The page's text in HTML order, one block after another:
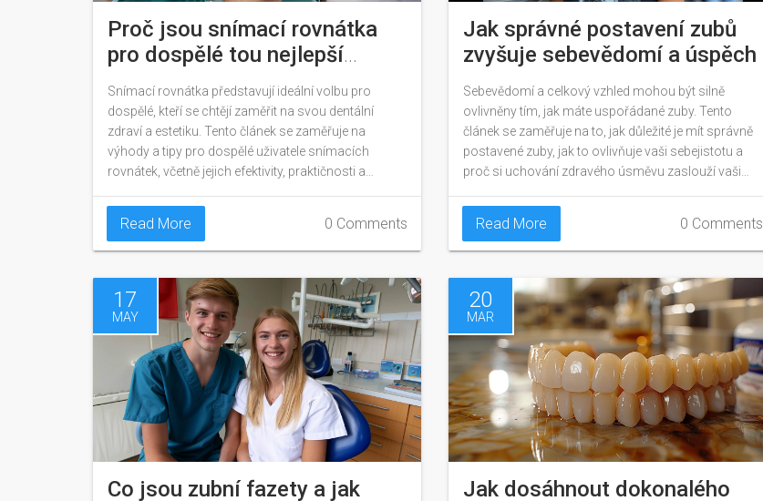
Proč jsou snímací rovnátka
pro dospělé tou nejlepší
volbou
Snímací rovnátka představují ideální volbu pro
dospělé, kteří se chtějí zaměřit na svou dentální
zdraví a estetiku. Tento článek se zaměřuje na
výhody a tipy pro dospělé uživatele snímacích
rovnátek, včetně jejich efektivity, praktičnosti a
pokroky a individuální potřeby, které mohou ovlivnit
výběr tohoto druhu léčby.
Read More 0 Comments
Jak správné postavení zubů
zvyšuje sebevědomí a úspěch
Sebevědomí a celkový vzhled mohou být silně
ovlivněny tím, jak máte uspořádané zuby. Tento
článek se zaměřuje na to, jak důležité je mít správně
postavené zuby, jak to ovlivňuje vaši sebejistotu a
proč si uchování zdravého úsměvu zaslouží vaši
Read More 0 Comments
17
MAY
Co jsou zubní fazety a jak
20
MAR
Jak dosáhnout dokonalého